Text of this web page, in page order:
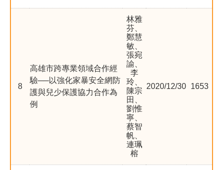
8
高雄市跨專業領域合作經
驗──以強化家暴安全網防
護與兒少保護協力合作為
例
林雅
芬、
鄭慧
敏、
張宛
諭、
李
玲、
陳宗
田、
劉惟
寧、
蔡智
帆、
連珮
榕
2020/12/30 1653